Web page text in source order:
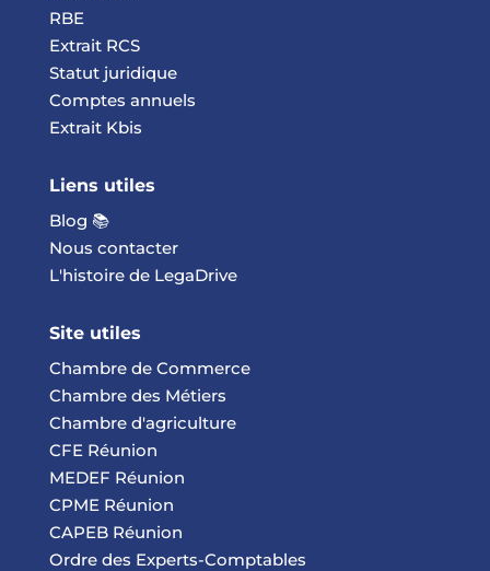
RBE
Extrait RCS
Statut juridique
Comptes annuels
Extrait Kbis
Liens utiles
Blog 📚
Nous contacter
L'histoire de LegaDrive
Site utiles
Chambre de Commerce
Chambre des Métiers
Chambre d'agriculture
CFE Réunion
MEDEF Réunion
CPME Réunion
CAPEB Réunion
Ordre des Experts-Comptables